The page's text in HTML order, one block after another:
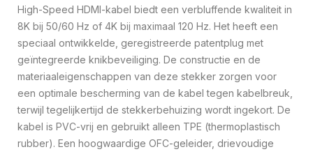
High-Speed HDMI-kabel biedt een verbluffende kwaliteit in
8K bij 50/60 Hz of 4K bij maximaal 120 Hz. Het heeft een
speciaal ontwikkelde, geregistreerde patentplug met
geïntegreerde knikbeveiliging. De constructie en de
materiaaleigenschappen van deze stekker zorgen voor
een optimale bescherming van de kabel tegen kabelbreuk,
terwijl tegelijkertijd de stekkerbehuizing wordt ingekort. De
kabel is PVC-vrij en gebruikt alleen TPE (thermoplastisch
rubber). Een hoogwaardige OFC-geleider, drievoudige